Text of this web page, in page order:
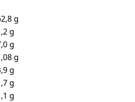
g
g
g
g
g
g
g